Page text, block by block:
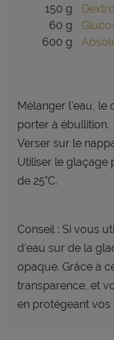
150 g
60 g
600 g
Mélanger l’eau,
porter à ébullition.
Verser sur le
Utiliser le glaçage
de 25°C.
Conseil : Si vous
d’eau sur de la
opaque. Grâce à
transparence, et
en protégeant vos